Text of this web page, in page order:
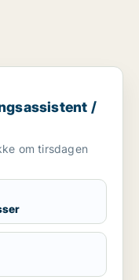
/ børnepasser
/
om tirsdagen